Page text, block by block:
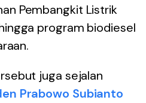
Pembangkit Listrik
program biodiesel
juga sejalan
Prabowo Subianto